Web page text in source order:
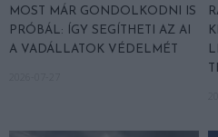
MOST MÁR GONDOLKODNI IS
PRÓBÁL: ÍGY SEGÍTHETI AZ AI
A VADÁLLATOK VÉDELMÉT